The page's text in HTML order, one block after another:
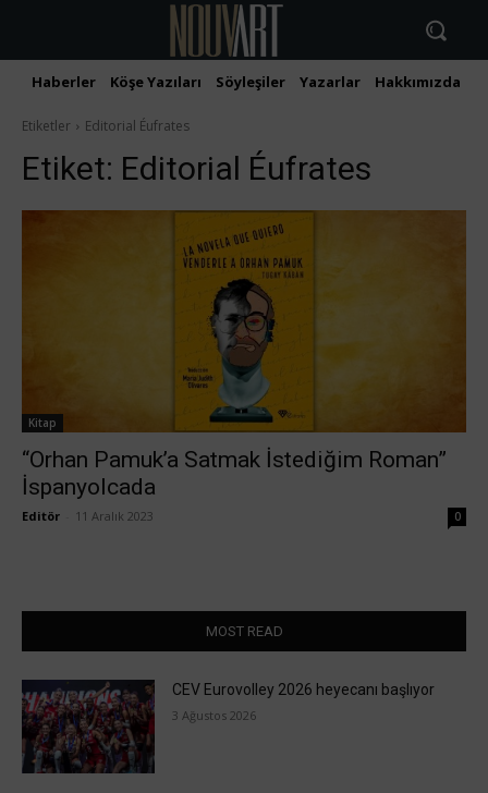
Haberler Köşe Yazıları Söyleşiler Yazarlar Hakkımızda
Etiketler Editorial Éufrates
Etiket: Editorial Éufrates
Kitap
“Orhan Pamuk’a Satmak İstediğim Roman”
İspanyolcada
Editör 11 Aralık 2023 0
MOST READ
CEV Eurovolley 2026 heyecanı başlıyor
3 Ağustos 2026